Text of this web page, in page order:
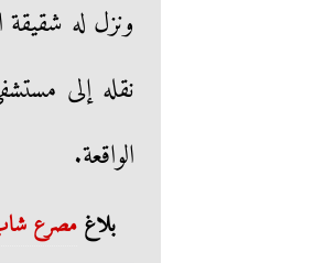
ونزل له شقيقة
نقله إلى
الواقعة.
بلاغمصرع